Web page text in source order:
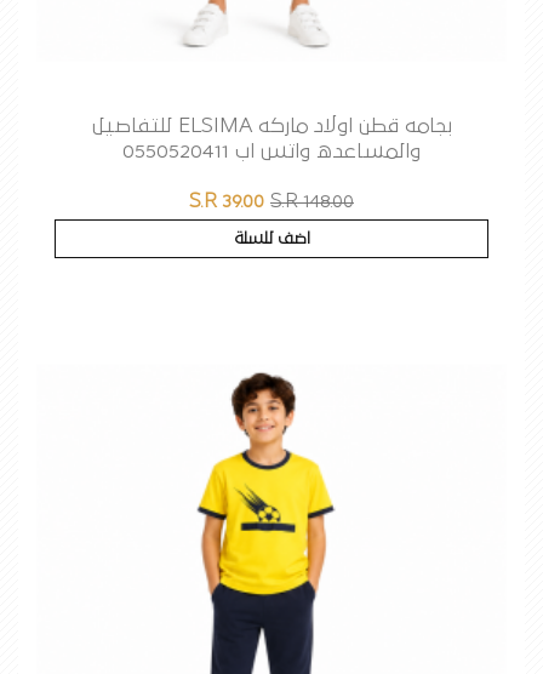
بجامه قطن اولاد ماركه ELSIMA للتفاصيل
والمساعده واتس اب 0550520411
S.R 39.00 S.R 148.00
اضف للسلة